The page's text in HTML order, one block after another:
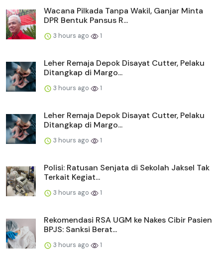
Wacana Pilkada Tanpa Wakil, Ganjar Minta
DPR Bentuk Pansus R...
3 hours ago 1
Leher Remaja Depok Disayat Cutter, Pelaku
Ditangkap di Margo...
3 hours ago 1
Leher Remaja Depok Disayat Cutter, Pelaku
Ditangkap di Margo...
3 hours ago 1
Polisi: Ratusan Senjata di Sekolah Jaksel Tak
Terkait Kegiat...
3 hours ago 1
Rekomendasi RSA UGM ke Nakes Cibir Pasien
BPJS: Sanksi Berat...
3 hours ago 1